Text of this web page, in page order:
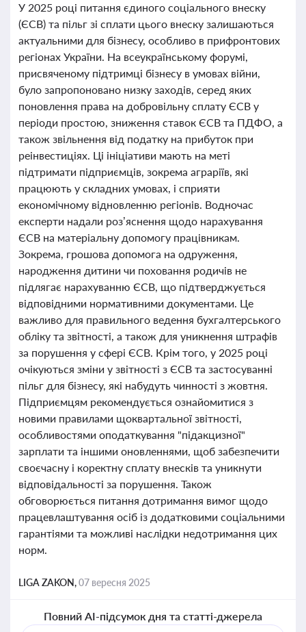
У 2025 році питання єдиного соціального внеску
(ЄСВ) та пільг зі сплати цього внеску залишаються
актуальними для бізнесу, особливо в прифронтових
регіонах України. На всеукраїнському форумі,
присвяченому підтримці бізнесу в умовах війни,
було запропоновано низку заходів, серед яких
поновлення права на добровільну сплату ЄСВ у
періоди простою, зниження ставок ЄСВ та ПДФО, а
також звільнення від податку на прибуток при
реінвестиціях. Ці ініціативи мають на меті
підтримати підприємців, зокрема аграріїв, які
працюють у складних умовах, і сприяти
економічному відновленню регіонів. Водночас
експерти надали роз’яснення щодо нарахування
ЄСВ на матеріальну допомогу працівникам.
Зокрема, грошова допомога на одруження,
народження дитини чи поховання родичів не
підлягає нарахуванню ЄСВ, що підтверджується
відповідними нормативними документами. Це
важливо для правильного ведення бухгалтерського
обліку та звітності, а також для уникнення штрафів
за порушення у сфері ЄСВ. Крім того, у 2025 році
очікуються зміни у звітності з ЄСВ та застосуванні
пільг для бізнесу, які набудуть чинності з жовтня.
Підприємцям рекомендується ознайомитися з
новими правилами щоквартальної звітності,
особливостями оподаткування "підакцизної"
зарплати та іншими оновленнями, щоб забезпечити
своєчасну і коректну сплату внесків та уникнути
відповідальності за порушення. Також
обговорюється питання дотримання вимог щодо
працевлаштування осіб із додатковими соціальними
гарантіями та можливі наслідки недотримання цих
норм.
LIGA ZAKON,07 вересня 2025
Повний AI-підсумок дня та статті-джерела